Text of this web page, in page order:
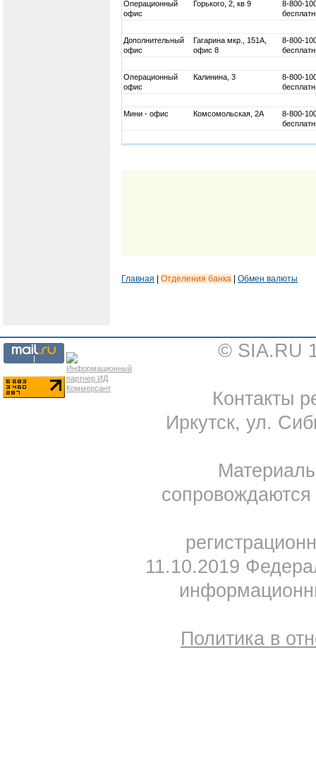
Операционный
офис
Горького, 2, кв 9
8-800-
Дополнительный
офис
Гагарина мкр., 151А,
офис 8
8-800-
Операционный
офис
Калинина, 3
8-800-
Мини - офис Комсомольская, 2А
8-800-
Главная | Отделения банка | Обмен валюты
© SIA.RU
Контакты
Иркутск, ул.
11.10.2019
Политика в